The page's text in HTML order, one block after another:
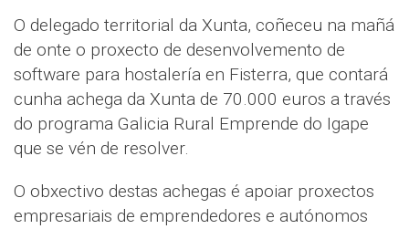
O delegado territorial da Xunta, coñeceu na mañá
de onte o proxecto de desenvolvemento de
software para hostalería en Fisterra, que contará
cunha achega da Xunta de 70.000 euros a través
do programa Galicia Rural Emprende do Igape
que se vén de resolver.
O obxectivo destas achegas é apoiar proxectos
empresariais de emprendedores e autónomos